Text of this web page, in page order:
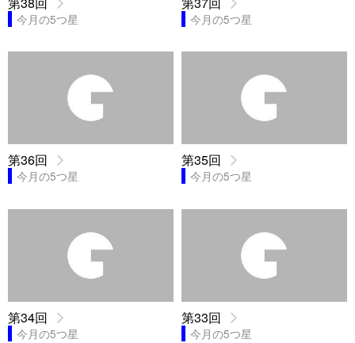
今月の5つ星 今月の5つ星
第36回
今月の5つ星
第35回
今月の5つ星
第34回
今月の5つ星
第33回
今月の5つ星